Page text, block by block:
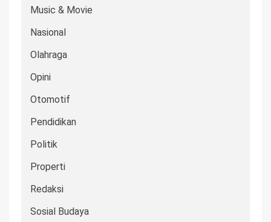
Music & Movie
Nasional
Olahraga
Opini
Otomotif
Pendidikan
Politik
Properti
Redaksi
Sosial Budaya